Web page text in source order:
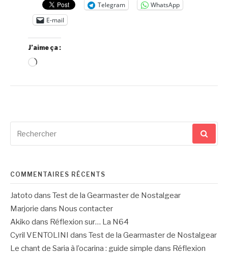
Telegram
WhatsApp
E-mail
J’aime ça :
Chargement…
pour
COMMENTAIRES RÉCENTS
Jatoto dans Test de la Gearmaster de Nostalgear
Marjorie dans Nous contacter
Akiko dans Réflexion sur… La N64
Cyril VENTOLINI dans Test de la Gearmaster de Nostalgear
Le chant de Saria à l’ocarina : guide simple dans Réflexion